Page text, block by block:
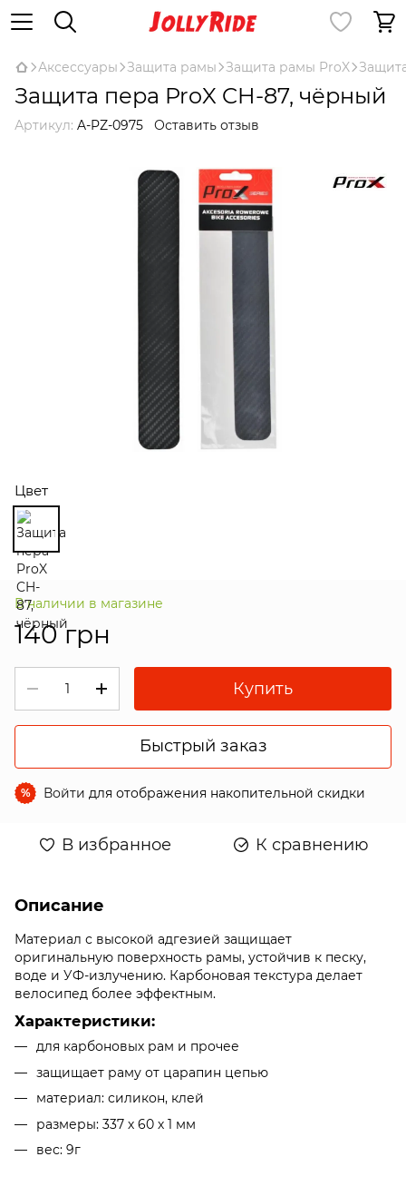
Аксессуары Защита рамы Защита рамы ProX
Защита пера ProX CH-87, чёрный
Артикул: A-PZ-0975 Оставить отзыв
Цвет
В наличии в магазине
140 грн
Купить
Быстрый заказ
% Войти для отображения накопительной скидки
В избранное К сравнению
Описание
Материал с высокой адгезией защищает
оригинальную поверхность рамы, устойчив к песку,
воде и УФ-излучению. Карбоновая текстура делает
велосипед более эффектным.
Характеристики:
для карбоновых рам и прочее
защищает раму от царапин цепью
материал: силикон, клей
размеры: 337 х 60 х 1 мм
вес: 9г